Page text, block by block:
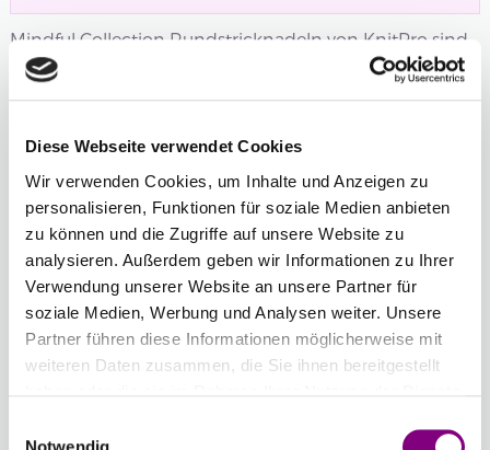
Diese Webseite verwendet Cookies
Wir verwenden Cookies, um Inhalte und Anzeigen zu
personalisieren, Funktionen für soziale Medien anbieten
zu können und die Zugriffe auf unsere Website zu
analysieren. Außerdem geben wir Informationen zu Ihrer
Verwendung unserer Website an unsere Partner für
soziale Medien, Werbung und Analysen weiter. Unsere
Partner führen diese Informationen möglicherweise mit
weiteren Daten zusammen, die Sie ihnen bereitgestellt
Mindful Collection Rundstricknadeln von KnitPro sind
nickelfrei und bestehen aus hochwertigem...Mehr
5.50 mm
Anzahl
IN DEN WARENKORB